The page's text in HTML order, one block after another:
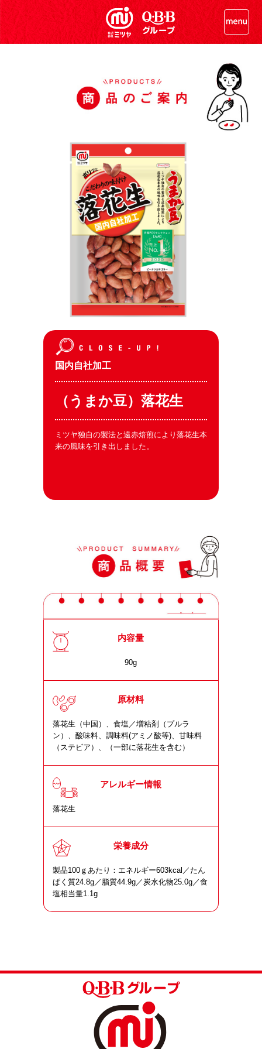
国内自社加工
（うまか豆）落花生
ミツヤ独自の製法と遠赤焙煎により落花生本
来の風味を引き出しました。
内容量
90g
原材料
落花生（中国）、食塩／増粘剤（プルラ
ン）、酸味料、調味料(アミノ酸等)、甘味料
（ステビア）、（一部に落花生を含む）
アレルギー情報
落花生
栄養成分
製品100ｇあたり：エネルギー603kcal／たん
ぱく質24.8g／脂質44.9g／炭水化物25.0g／食
塩相当量1.1g